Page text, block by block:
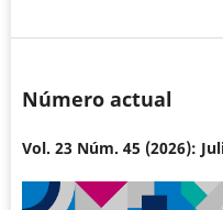
Número actual
Vol. 23 Núm. 45 (2026):